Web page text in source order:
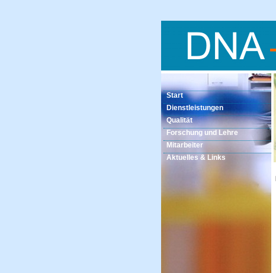
Start
Dienstleistungen
Qualität
Forschung und Lehre
Mitarbeiter
Aktuelles & Links